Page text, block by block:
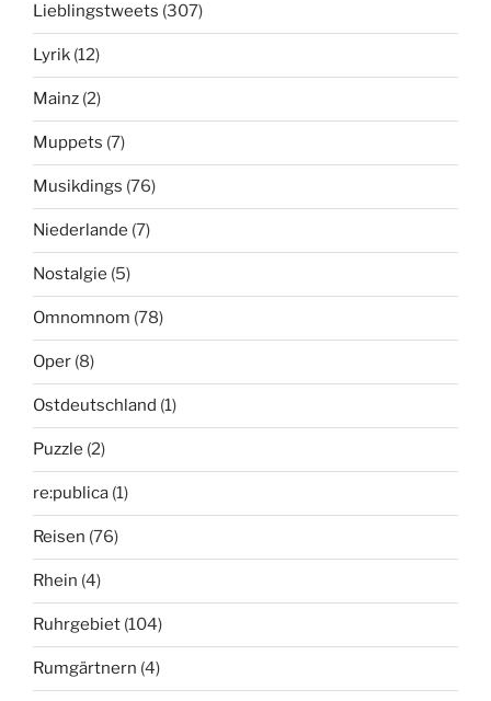
Lieblingstweets (307)
Lyrik (12)
Mainz (2)
Muppets (7)
Musikdings (76)
Niederlande (7)
Nostalgie (5)
Omnomnom (78)
Oper (8)
Ostdeutschland (1)
Puzzle (2)
re:publica (1)
Reisen (76)
Rhein (4)
Ruhrgebiet (104)
Rumgärtnern (4)